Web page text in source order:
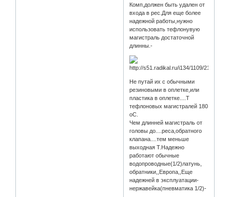
Комп,должен быть удален от
входа в рес.Для еще более
надежной работы,нужно
использовать тефлонувую
магистраль достаточной
длинны.-
Не путай их с обычными
резиновыми в оплетке,или
пластика в оплетке....Т
тефлоновых магистралей 180
оС.
Чем длинней магистраль от
головы до....реса,обратного
клапана....тем меньше
выходная Т.Надежно
работают обычные
водопроводные(1/2)латунь,
обратники,,Европа,,Еще
надежней в эксплуатации-
нержавейка(пневматика 1/2)-